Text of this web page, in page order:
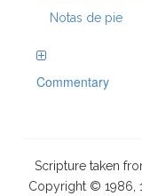
Notas de pie
Commentary
Scripture taken
Copyright © 1986,